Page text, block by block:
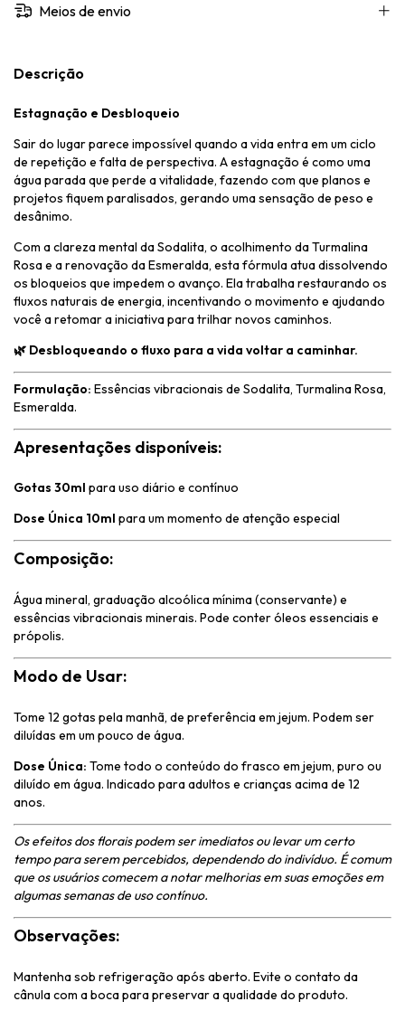
Meios de envio
Descrição
Estagnação e Desbloqueio
Sair do lugar parece impossível quando a vida entra em um ciclo
de repetição e falta de perspectiva. A estagnação é como uma
água parada que perde a vitalidade, fazendo com que planos e
projetos fiquem paralisados, gerando uma sensação de peso e
desânimo.
Com a clareza mental da Sodalita, o acolhimento da Turmalina
Rosa e a renovação da Esmeralda, esta fórmula atua dissolvendo
os bloqueios que impedem o avanço. Ela trabalha restaurando os
fluxos naturais de energia, incentivando o movimento e ajudando
você a retomar a iniciativa para trilhar novos caminhos.
🌿 Desbloqueando o fluxo para a vida voltar a caminhar.
Formulação: Essências vibracionais de Sodalita, Turmalina Rosa,
Esmeralda.
Apresentações disponíveis:
Gotas 30ml para uso diário e contínuo
Dose Única 10ml para um momento de atenção especial
Composição:
Água mineral, graduação alcoólica mínima (conservante) e
essências vibracionais minerais. Pode conter óleos essenciais e
própolis.
Modo de Usar:
Tome 12 gotas pela manhã, de preferência em jejum. Podem ser
diluídas em um pouco de água.
Dose Única: Tome todo o conteúdo do frasco em jejum, puro ou
diluído em água. Indicado para adultos e crianças acima de 12
anos.
Os efeitos dos florais podem ser imediatos ou levar um certo
tempo para serem percebidos, dependendo do indivíduo. É comum
que os usuários comecem a notar melhorias em suas emoções em
algumas semanas de uso contínuo.
Observações:
Mantenha sob refrigeração após aberto. Evite o contato da
cânula com a boca para preservar a qualidade do produto.